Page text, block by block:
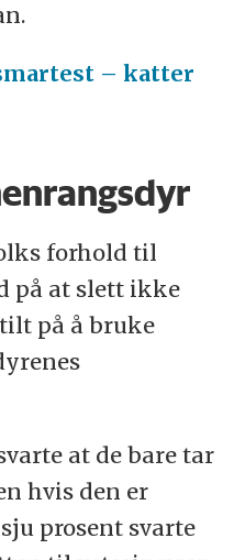
– katter
forhold til
på at slett ikke
på å bruke
at de bare tar
hvis den er
prosent svarte